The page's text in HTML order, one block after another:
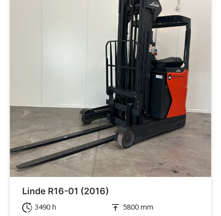
Linde R16-01 (2016)
3490 h 5800 mm